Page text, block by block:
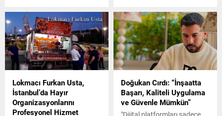
bırakmak isteyen gençler için
yeni fırsatlar kapıda.
Dijitalleşmenin hız kazandığı
günümüzde, yaratıcı
meslekler artık sadece bir ilgi
alanı değil, güçlü bir kariyer
seçeneği haline geliyor. 3D
Akademi ise bu dönüşümün
merkezinde yer alarak
gençlerin hayallerine yön
veriyor. 2006’dan bu yana
izleyiciyle buluşan ve
ekonomi dünyasına dair
kapsamlı analizler sunan “İş
ve Ekonomi Platformu”, yeni
yayın dönemine taze bir
solukla başladı. Yapımcı Ali
Akkaya’nın deneyimi ve
vizyonu, programın temelini
oluştururken, ekran yüzü
Cemre Kosova programın
enerjisini ve akıcılığını
Lokmacı Furkan Usta,
İstanbul’da Hayır
Organizasyonlarını
Profesyonel Hizmet
Doğukan Cırdı: “İnşaatta
Başarı, Kaliteli Uygulama
ve Güvenle Mümkün”
"Dijital platformları sadece